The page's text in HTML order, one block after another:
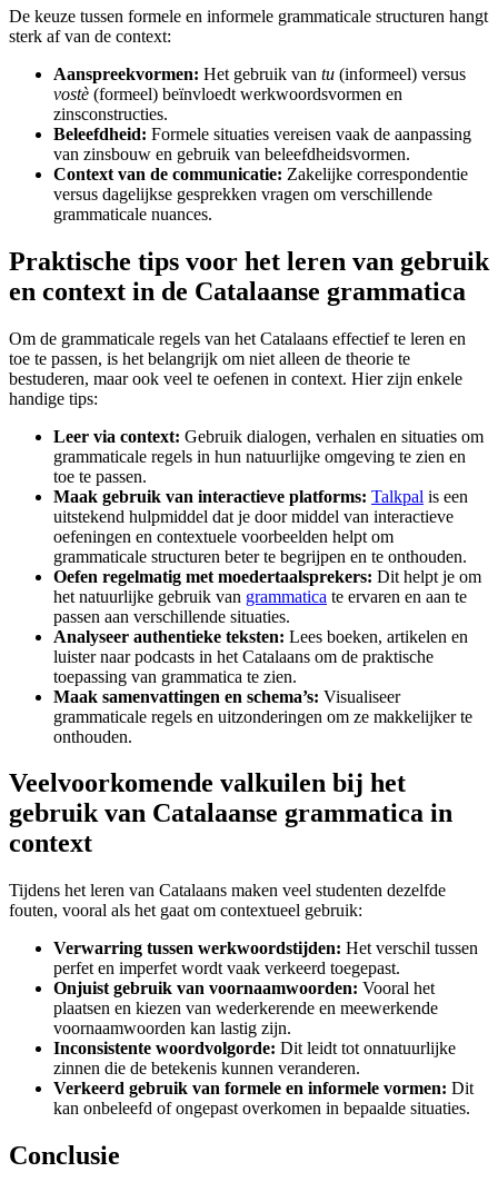
De keuze tussen formele en informele grammaticale structuren hangt
sterk af van de context:
Aanspreekvormen: Het gebruik van tu (informeel) versus
vostè (formeel) beïnvloedt werkwoordsvormen en
zinsconstructies.
Beleefdheid: Formele situaties vereisen vaak de aanpassing
van zinsbouw en gebruik van beleefdheidsvormen.
Context van de communicatie: Zakelijke correspondentie
versus dagelijkse gesprekken vragen om verschillende
grammaticale nuances.
Praktische tips voor het leren van gebruik
en context in de Catalaanse grammatica
Om de grammaticale regels van het Catalaans effectief te leren en
toe te passen, is het belangrijk om niet alleen de theorie te
bestuderen, maar ook veel te oefenen in context. Hier zijn enkele
handige tips:
Leer via context: Gebruik dialogen, verhalen en situaties om
grammaticale regels in hun natuurlijke omgeving te zien en
toe te passen.
Maak gebruik van interactieve platforms: Talkpal is een
uitstekend hulpmiddel dat je door middel van interactieve
oefeningen en contextuele voorbeelden helpt om
grammaticale structuren beter te begrijpen en te onthouden.
Oefen regelmatig met moedertaalsprekers: Dit helpt je om
het natuurlijke gebruik van grammatica te ervaren en aan te
passen aan verschillende situaties.
Analyseer authentieke teksten: Lees boeken, artikelen en
luister naar podcasts in het Catalaans om de praktische
toepassing van grammatica te zien.
Maak samenvattingen en schema’s: Visualiseer
grammaticale regels en uitzonderingen om ze makkelijker te
onthouden.
Veelvoorkomende valkuilen bij het
gebruik van Catalaanse grammatica in
context
Tijdens het leren van Catalaans maken veel studenten dezelfde
fouten, vooral als het gaat om contextueel gebruik:
Verwarring tussen werkwoordstijden: Het verschil tussen
perfet en imperfet wordt vaak verkeerd toegepast.
Onjuist gebruik van voornaamwoorden: Vooral het
plaatsen en kiezen van wederkerende en meewerkende
voornaamwoorden kan lastig zijn.
Inconsistente woordvolgorde: Dit leidt tot onnatuurlijke
zinnen die de betekenis kunnen veranderen.
Verkeerd gebruik van formele en informele vormen: Dit
kan onbeleefd of ongepast overkomen in bepaalde situaties.
Conclusie